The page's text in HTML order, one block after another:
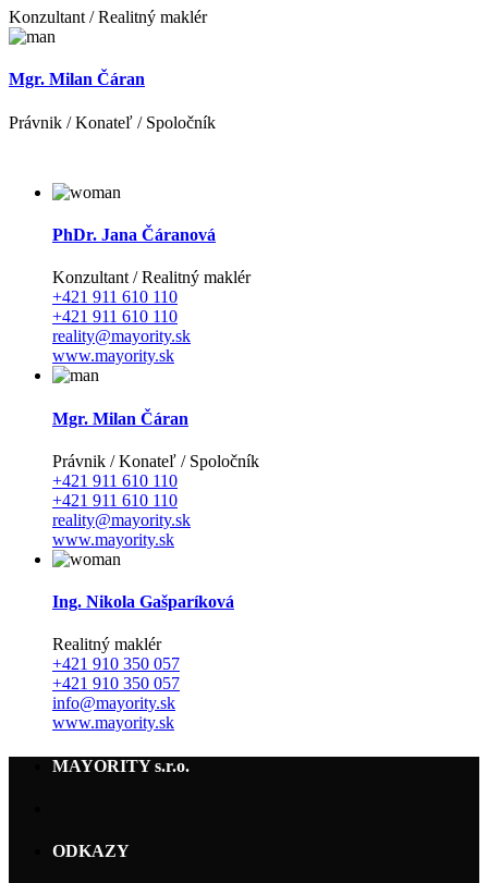
Konzultant / Realitný maklér
Mgr. Milan Čáran
Právnik / Konateľ / Spoločník
PhDr. Jana Čáranová
Konzultant / Realitný maklér
+421 911 610 110
+421 911 610 110
reality@mayority.sk
www.mayority.sk
Mgr. Milan Čáran
Právnik / Konateľ / Spoločník
+421 911 610 110
+421 911 610 110
reality@mayority.sk
www.mayority.sk
Ing. Nikola Gašparíková
Realitný maklér
+421 910 350 057
+421 910 350 057
info@mayority.sk
www.mayority.sk
MAYORITY s.r.o.
ODKAZY